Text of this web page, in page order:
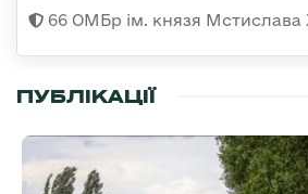
66 ОМБр ім. князя Мстислава
ПУБЛІКАЦІЇ